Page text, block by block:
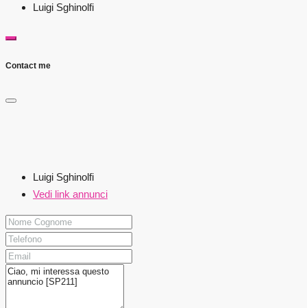
Luigi Sghinolfi
Contact me
Luigi Sghinolfi
Vedi link annunci